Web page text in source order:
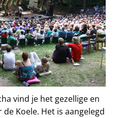
vind je het gezellige en
Koele. Het is aangelegd